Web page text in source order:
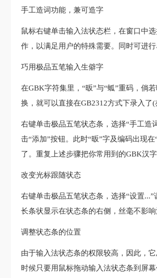
手工造词功能，兼可造字
鼠标右键单击输入法状态栏，在窗口中
作，以满足用户的特殊需要。同时可进
巧用极品五笔输入生僻字
在GBK字符集里，“昄”与“蛌”重码，倘
换，就可以直接在GB2312方式下录入了(
右键单击极品五笔状态条，选择“手工造
击“添加”按钮。此时“昄”字及编码出现
了。重复上述步骤把你常用到的GBK汉
改变光标跟随状态
右键单击极品五笔状态条，选择“设置
长条状显示在状态条的右侧，丝毫不影响
调整状态条的位置
由于输入法状态条的权限较高，因此，
时候只要用鼠标拖动输入法状态条到屏